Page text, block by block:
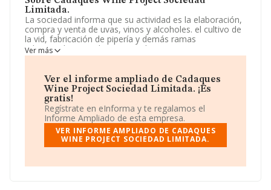
Limitada.
La sociedad informa que su actividad es la elaboración,
compra y venta de uvas, vinos y alcoholes. el cultivo de
la vid, fabricación de pipería y demás ramas
relacionadas con el comercio de vinos y espirituosos. La
empresa es una Sociedad Limitada. Tiene CNAE: 1102 -
mercados exteriores.
La sociedad
Cadaques Wine Project Sociedad
Limitada, NIF B01839471, tiene domicilio fiscal en
Paseo Mar núm. 16, (17488), en el municipio de
Cadaques, en Girona, Cataluña.
En base a la información de la que dispone INFORMA
facturación alcanza la cifra de 8.129 millones de euros y
Ver más
Ver el informe ampliado de Cadaques
Wine Project Sociedad Limitada. ¡Es
gratis!
Regístrate en eInforma y te regalamos el
Informe Ampliado de esta empresa.
VER INFORME AMPLIADO DE CADAQUES
WINE PROJECT SOCIEDAD LIMITADA.